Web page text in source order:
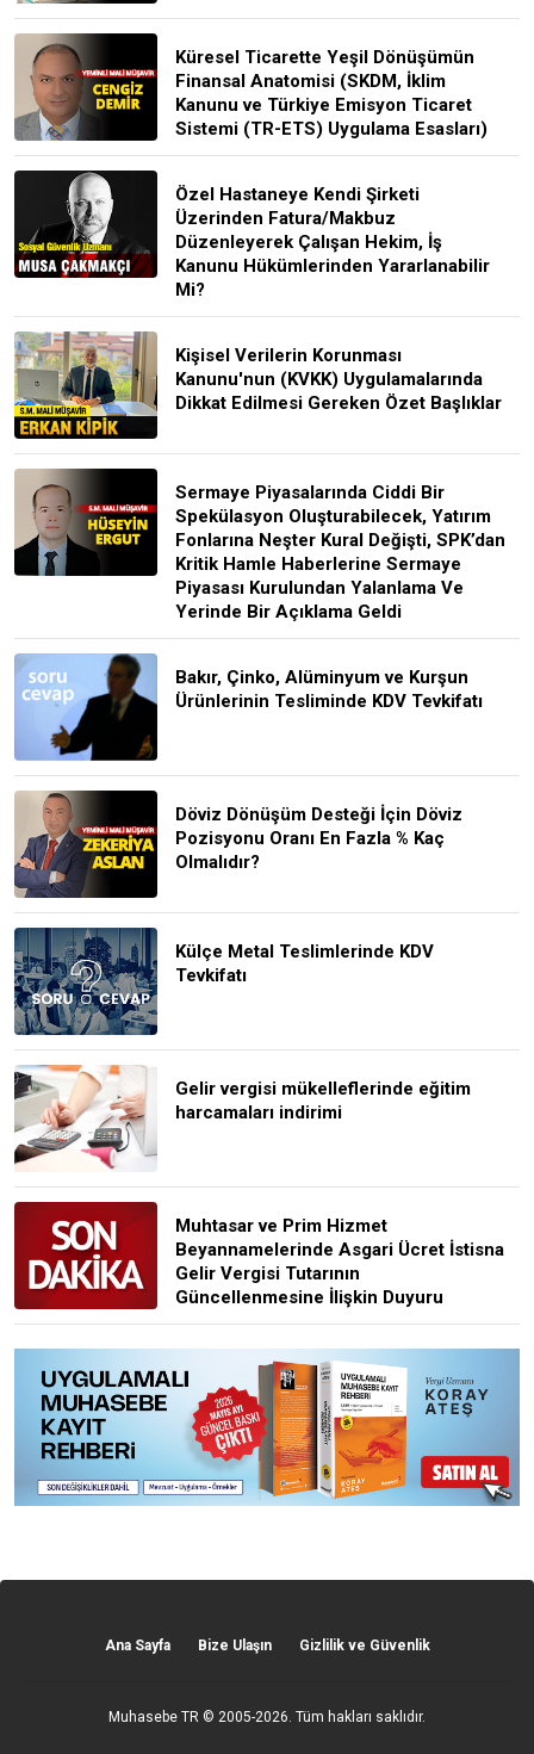
Küresel Ticarette Yeşil Dönüşümün
Finansal Anatomisi (SKDM, İklim
Kanunu ve Türkiye Emisyon Ticaret
Sistemi (TR-ETS) Uygulama Esasları)
Özel Hastaneye Kendi Şirketi
Üzerinden Fatura/Makbuz
Düzenleyerek Çalışan Hekim, İş
Kanunu Hükümlerinden Yararlanabilir
Mi?
Kişisel Verilerin Korunması
Kanunu'nun (KVKK) Uygulamalarında
Dikkat Edilmesi Gereken Özet Başlıklar
Sermaye Piyasalarında Ciddi Bir
Spekülasyon Oluşturabilecek, Yatırım
Fonlarına Neşter Kural Değişti, SPK’dan
Kritik Hamle Haberlerine Sermaye
Piyasası Kurulundan Yalanlama Ve
Yerinde Bir Açıklama Geldi
Bakır, Çinko, Alüminyum ve Kurşun
Ürünlerinin Tesliminde KDV Tevkifatı
Döviz Dönüşüm Desteği İçin Döviz
Pozisyonu Oranı En Fazla % Kaç
Olmalıdır?
Külçe Metal Teslimlerinde KDV
Tevkifatı
Gelir vergisi mükelleflerinde eğitim
harcamaları indirimi
Muhtasar ve Prim Hizmet
Beyannamelerinde Asgari Ücret İstisna
Gelir Vergisi Tutarının
Güncellenmesine İlişkin Duyuru
Ana Sayfa Bize Ulaşın Gizlilik ve Güvenlik
Muhasebe TR © 2005-2026. Tüm hakları saklıdır.